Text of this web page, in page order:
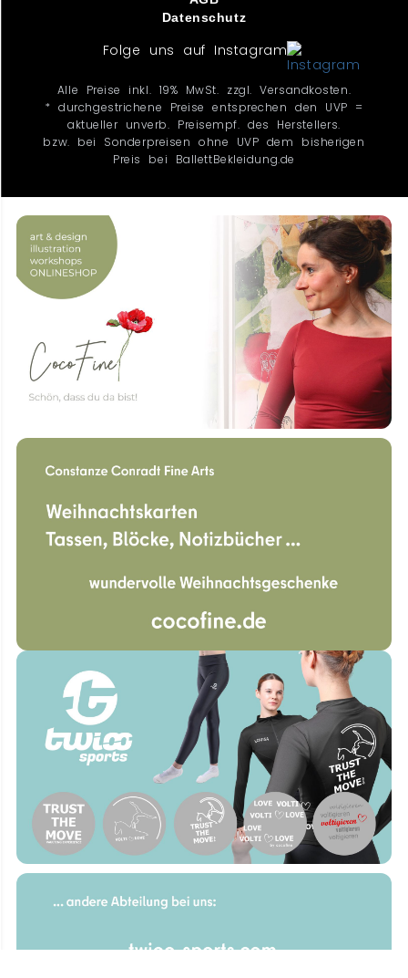
Datenschutz
Folge uns auf Instagram
Alle Preise inkl. 19% MwSt. zzgl. Versandkosten.
* durchgestrichene Preise entsprechen den UVP =
aktueller unverb. Preisempf. des Herstellers.
bzw. bei Sonderpreisen ohne UVP dem bisherigen
Preis bei BallettBekleidung.de